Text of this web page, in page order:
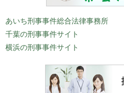
あいち刑事事件総合法律事務所
千葉の刑事事件サイト
横浜の刑事事件サイト